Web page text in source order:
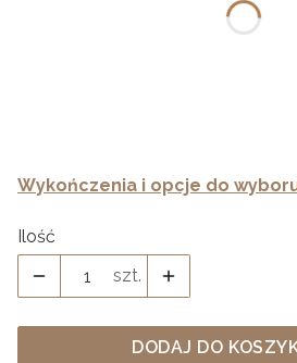
Wykończenia i opcje do
Ilość
szt.
DODAJ DO